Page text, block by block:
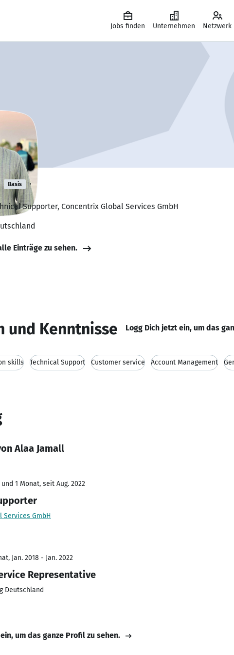
Jobs finden Unternehmen Netzwerk
Basis
Supporter, Concentrix Global Services GmbH
Einträge zu sehen.
und Kenntnisse Logg Dich jetzt ein, um das
skills Technical Support Customer service Account Management
Alaa Jamall
und 1 Monat, seit Aug. 2022
Services GmbH
Jan. 2018 - Jan. 2022
Representative
Deutschland
um das ganze Profil zu sehen.